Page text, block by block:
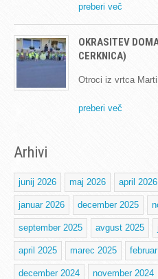
preberi več
OKRASITEV
CERKNICA)
Otroci iz vrtca
preberi več
Arhivi
junij 2026 maj 2026 april 2026
januar 2026 december 2025
september 2025 avgust 2025
april 2025 marec 2025
december 2024 november 2024